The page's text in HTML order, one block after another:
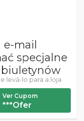
e-mail
specjalne
levá-lo para a loja
Ver Cupom
***Ofer